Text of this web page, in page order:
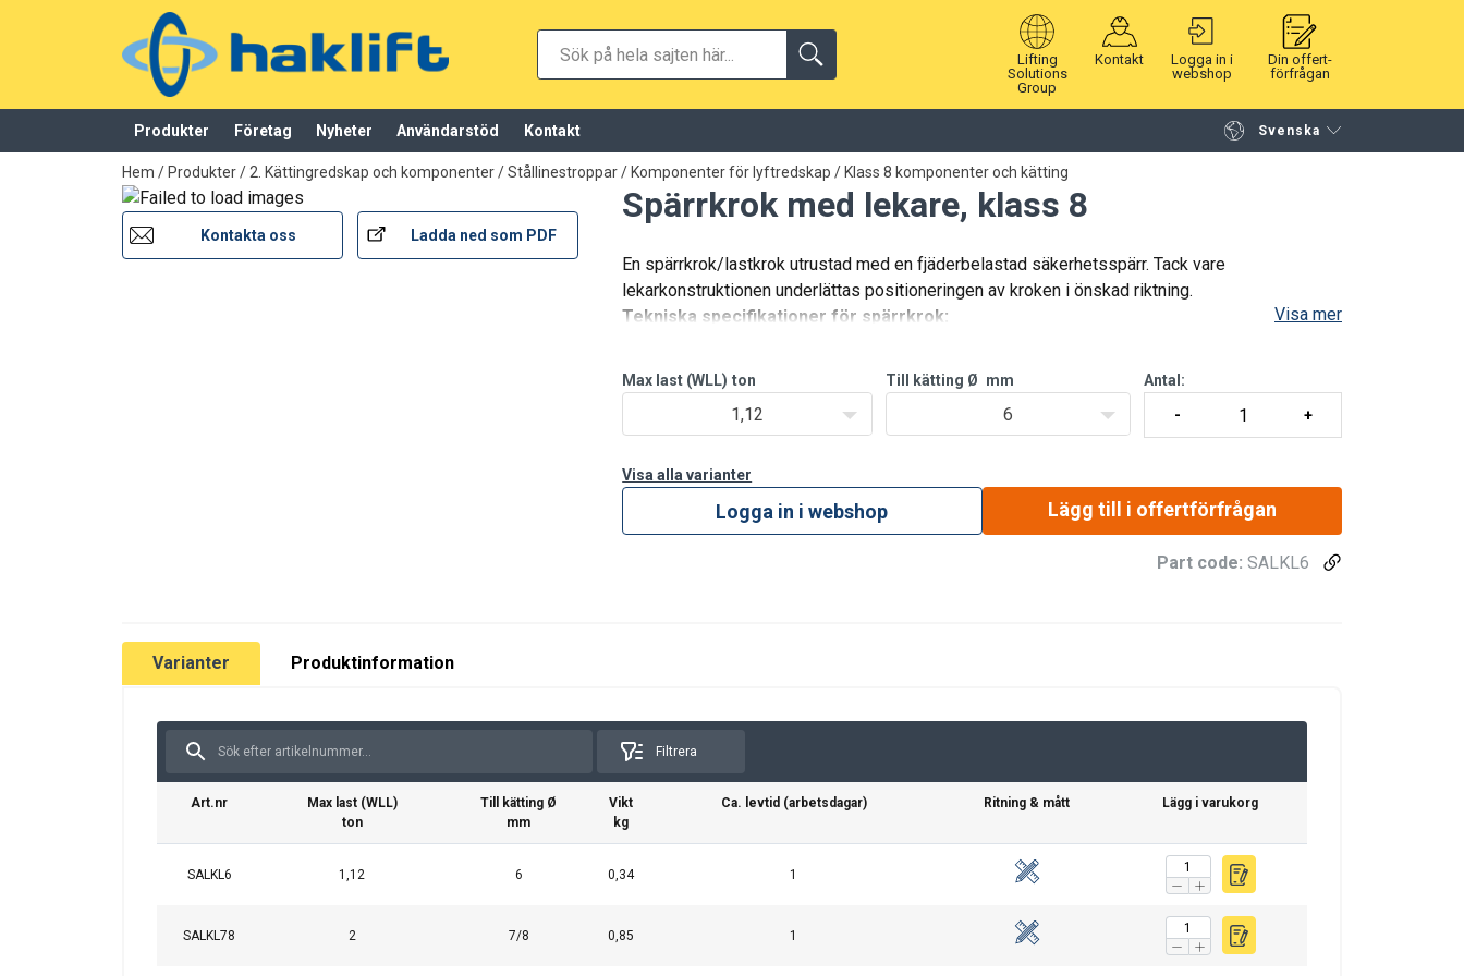
Lifting
Solutions
Group
Kontakt
Logga in i
webshop
Din offert-
förfrågan
Produkter Företag Nyheter Användarstöd Kontakt Svenska
tillagd i varukorg Fortsätt handla Gå till kassan
Hem / Produkter/ 2. Kättingredskap och komponenter / Stållinestroppar/ Komponenter för lyftredskap / Klass 8 komponenter och kätting
Spärrkrok med lekare, klass 8
Kontakta oss Ladda ned som PDF
En spärrkrok/lastkrok utrustad med en fjäderbelastad säkerhetsspärr. Tack vare
lekarkonstruktionen underlättas positioneringen av kroken i önskad riktning.
Tekniska specifikationer för spärrkrok:
Visa mer
Max last (WLL) ton
1,12
Till kätting Ø mm
6
Antal:
Visa alla varianter
Logga in i webshop Lägg till i offertförfrågan
Part code: SALKL6
Varianter Produktinformation
Filtrera
Art.nr
Max last (WLL)
ton
Till kätting Ø
mm
Vikt
kg
Ca. levtid (arbetsdagar) Ritning & mått Lägg i varukorg
SALKL6 1,12 6 0,34 1
SALKL78 2 7/8 0,85 1